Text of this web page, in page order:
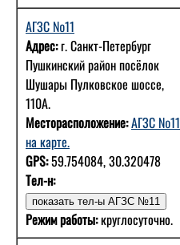
АГЗС №11
Адрес:г. Санкт-Петербург
Пушкинский район посёлок
Шушары Пулковское шоссе,
110А.
Месторасположение:АГЗС №11
на карте.
GPS:59.754084, 30.320478
Тел-н:
Режим работы:круглосуточно.